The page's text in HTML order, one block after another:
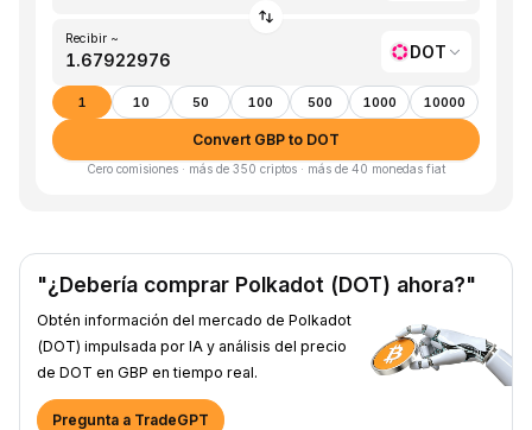
Recibir ~
DOT
1 10 50 100 500 1000 10000
Convert GBP to DOT
Cero comisiones · más de 350 criptos · más de 40 monedas fiat
"¿Debería comprar Polkadot (DOT) ahora?"
Obtén información del mercado de Polkadot
(DOT) impulsada por IA y análisis del precio
de DOT en GBP en tiempo real.
Pregunta a TradeGPT